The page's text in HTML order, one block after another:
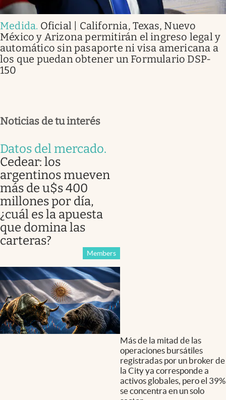
Medida. Oficial | California, Texas, Nuevo
México y Arizona permitirán el ingreso legal y
automático sin pasaporte ni visa americana a
los que puedan obtener un Formulario DSP-
150
Noticias de tu interés
Datos del mercado.
Cedear: los
argentinos mueven
más de u$s 400
millones por día,
¿cuál es la apuesta
que domina las
carteras?
Members
Más de la mitad de las
operaciones bursátiles
registradas por un broker de
la City ya corresponde a
activos globales, pero el 39%
se concentra en un solo